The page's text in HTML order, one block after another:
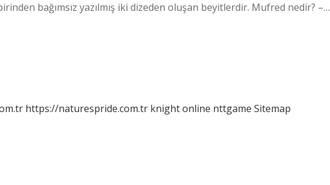
bağımsız yazılmış iki dizeden oluşan beyitlerdir. Mufred nedir? –…
https://naturespride.com.tr knight online nttgame Sitemap